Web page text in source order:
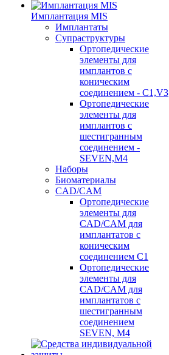
Имплантация MIS
Имплантаты
Супраструктуры
Ортопедические
элементы для
имплантов с
коническим
соединением - C1,V3
Ортопедические
элементы для
имплантов с
шестигранным
соединением -
SEVEN,M4
Наборы
Биоматериалы
CAD/CAM
Ортопедические
элементы для
CAD/CAM для
имплантатов с
коническим
соединением С1
Ортопедические
элементы для
CAD/CAM для
имплантатов с
шестигранным
соединением
SEVEN, М4